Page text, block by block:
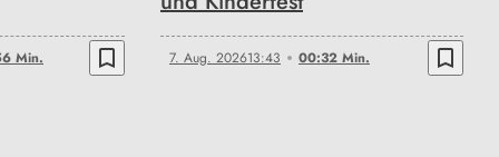
Min. bookmark_border 7. Aug. 202613:43 00:32 Min. bookmark_border